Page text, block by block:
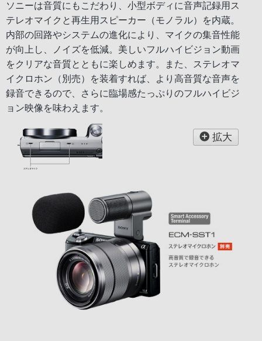
ソニーは音質にもこだわり、小型ボディに音声記録用ス
テレオマイクと再生用スピーカー（モノラル）を内蔵。
内部の回路やシステムの進化により、マイクの集音性能
が向上し、ノイズを低減。美しいフルハイビジョン動画
をクリアな音質とともに楽しめます。また、ステレオマ
イクロホン（別売）を装着すれば、より高音質な音声を
録音できるので、さらに臨場感たっぷりのフルハイビジ
ョン映像を味わえます。
拡大